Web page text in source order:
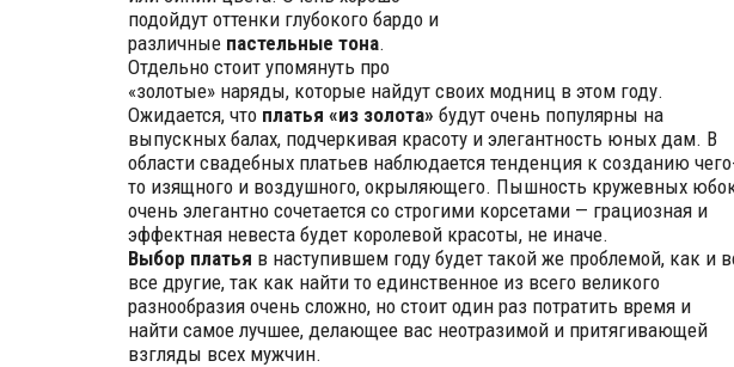
подойдут оттенки глубокого бардо и
различные пастельные тона.
Отдельно стоит упомянуть про
«золотые» наряды, которые найдут своих модниц в этом году.
Ожидается, что платья «из золота» будут очень популярны на
выпускных балах, подчеркивая красоту и элегантность юных дам. В
области свадебных платьев наблюдается тенденция к созданию
то изящного и воздушного, окрыляющего. Пышность кружевных
очень элегантно сочетается со строгими корсетами — грациозная и
эффектная невеста будет королевой красоты, не иначе.
Выбор платья в наступившем году будет такой же проблемой, как и
все другие, так как найти то единственное из всего великого
разнообразия очень сложно, но стоит один раз потратить время и
найти самое лучшее, делающее вас неотразимой и притягивающей
взгляды всех мужчин.